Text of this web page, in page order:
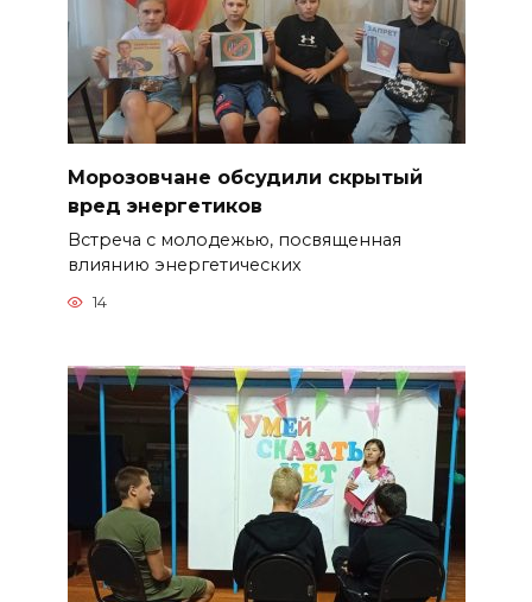
Морозовчане обсудили скрытый
вред энергетиков
Встреча с молодежью, посвященная
влиянию энергетических
14